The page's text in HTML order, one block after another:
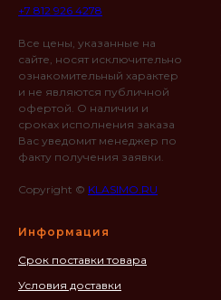
+7 812 926 4278
Все цены, указанные на
сайте, носят исключительно
ознакомительный характер
и не являются публичной
офертой. О наличии и
сроках исполнения заказа
Вас уведомит менеджер по
факту получения заявки.
Copyright © KLASIMO.RU
Информация
Срок поставки товара
Условия доставки